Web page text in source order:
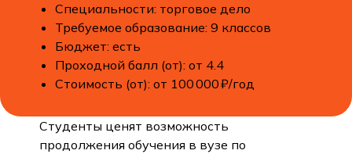
Специальности: торговое дело
Требуемое образование: 9 классов
Бюджет: есть
Проходной балл (от): от 4.4
Стоимость (от): от 100 000 ₽/год
Студенты ценят возможность
продолжения обучения в вузе по